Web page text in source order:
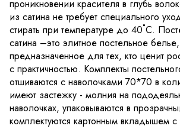
проникновении красителя в глубь
из сатина не требует специального
стирать при температуре до 40˚С.
сатина –это элитное постельное белье,
предназначенное для тех, кто ценит
с практичностью. Комплекты
отшиваются с наволочками 70*70 в
имеют застежку - молния на
наволочках, упаковываются в
комплектуются картонным вкладышем